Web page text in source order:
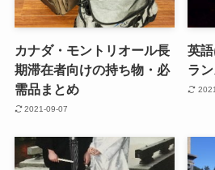
カナダ・モントリオール長
期滞在者向けの持ち物・必
需品まとめ
2021-09-07
英
ラ